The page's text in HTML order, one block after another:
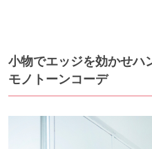
小物でエッジを効かせハ
モノトーンコーデ